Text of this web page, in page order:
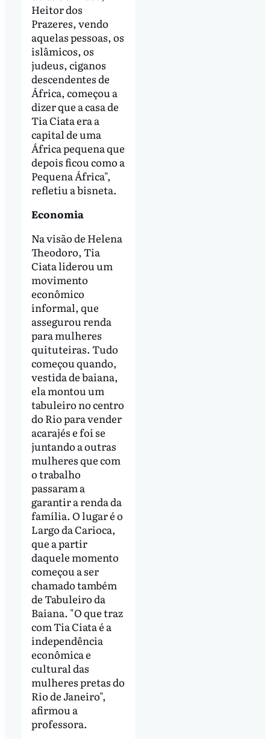
Heitor dos
Prazeres, vendo
aquelas pessoas, os
islâmicos, os
judeus, ciganos
descendentes de
África, começou a
dizer que a casa de
Tia Ciata era a
capital de uma
África pequena que
depois ficou como a
Pequena África",
refletiu a bisneta.
Economia
Na visão de Helena
Theodoro, Tia
Ciata liderou um
movimento
econômico
informal, que
assegurou renda
para mulheres
quituteiras. Tudo
começou quando,
vestida de baiana,
ela montou um
tabuleiro no centro
do Rio para vender
acarajés e foi se
juntando a outras
mulheres que com
o trabalho
passaram a
garantir a renda da
família. O lugar é o
Largo da Carioca,
que a partir
daquele momento
começou a ser
chamado também
de Tabuleiro da
Baiana. "O que traz
com Tia Ciata é a
independência
econômica e
cultural das
mulheres pretas do
Rio de Janeiro",
afirmou a
professora.